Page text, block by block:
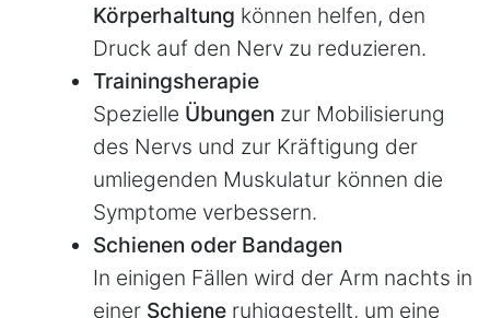
Körperhaltung können helfen, den
Druck auf den Nerv zu reduzieren.
Trainingsherapie
Spezielle Übungen zur Mobilisierung
des Nervs und zur Kräftigung der
umliegenden Muskulatur können die
Symptome verbessern.
Schienen oder Bandagen
In einigen Fällen wird der Arm nachts in
einer Schiene ruhiggestellt, um eine